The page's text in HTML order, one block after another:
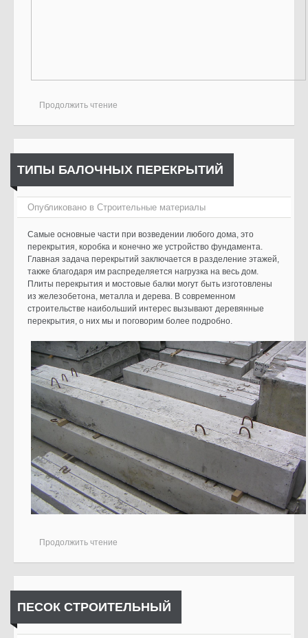
Продолжить чтение
ТИПЫ БАЛОЧНЫХ ПЕРЕКРЫТИЙ
Опубликовано в Cтроительные материалы
Самые основные части при возведении любого дома, это
перекрытия, коробка и конечно же устройство фундамента.
Главная задача перекрытий заключается в разделение этажей,
также благодаря им распределяется нагрузка на весь дом.
Плиты перекрытия и мостовые балки могут быть изготовлены
из железобетона, металла и дерева. В современном
строительстве наибольший интерес вызывают деревянные
перекрытия, о них мы и поговорим более подробно.
Продолжить чтение
ПЕСОК СТРОИТЕЛЬНЫЙ